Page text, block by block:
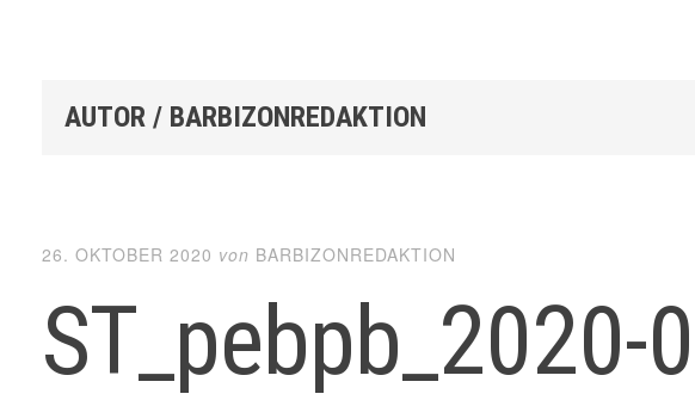
AUTOR / BARBIZONREDAKTION
26. OKTOBER 2020 von BARBIZONREDAKTION
ST_pebpb_2020-